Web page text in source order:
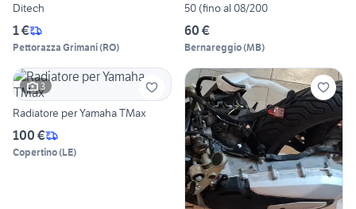
Ditech
1 €
Pettorazza Grimani(RO)
50 (fino al 08/200
60 €
Bernareggio(MB)
3
Radiatore per Yamaha TMax
100 €
Copertino(LE)